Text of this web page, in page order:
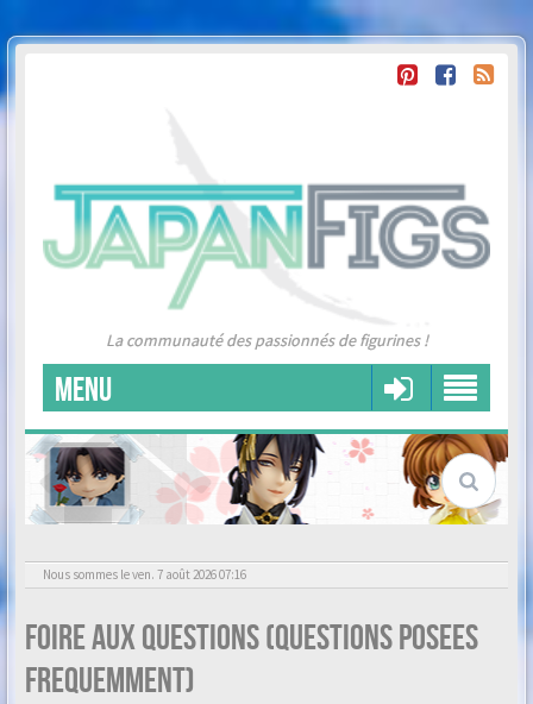
La communauté des passionnés de figurines !
MENU
Nous sommes le ven. 7 août 2026 07:16
Foire aux questions (Questions posees
frequemment)